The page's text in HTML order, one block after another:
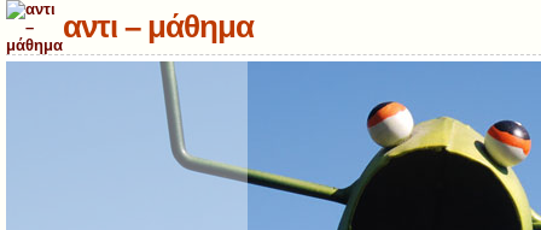
αντι – μάθημα